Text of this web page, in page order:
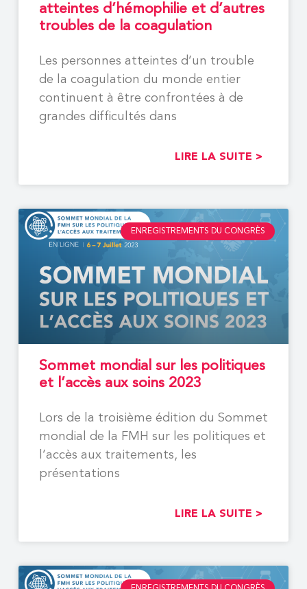
atteintes d’hémophilie et d’autres
troubles de la coagulation
Les personnes atteintes d’un trouble
de la coagulation du monde entier
continuent à être confrontées à de
grandes difficultés dans
LIRE LA SUITE >
ENREGISTREMENTS DU CONGRÈS
Sommet mondial sur les politiques
et l’accès aux soins 2023
Lors de la troisième édition du Sommet
mondial de la FMH sur les politiques et
l’accès aux traitements, les
présentations
LIRE LA SUITE >